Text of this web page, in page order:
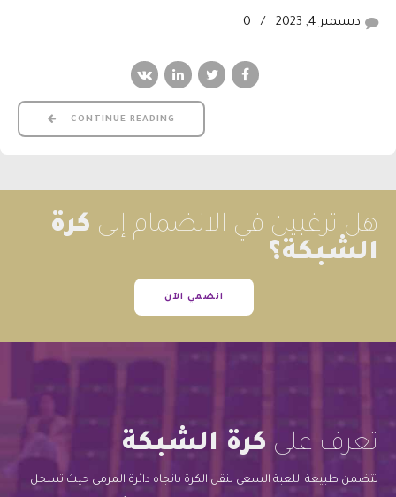
ديسمبر 4, 2023 0
CONTINUE READING
هل ترغبين في الانضمام إلى كرة
الشبكة؟
انضمي الآن
تعرف على كرة الشبكة
تتضمن طبيعة اللعبة السعي لنقل الكرة باتجاه دائرة المرمى حيث تسجل